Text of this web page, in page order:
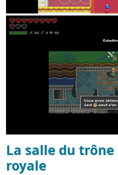
La salle du
royale